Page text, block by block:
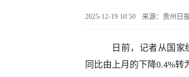
2025-12-19 10:50 来源：贵州日
日前，记者从国家
同比由上月的下降0.4%转